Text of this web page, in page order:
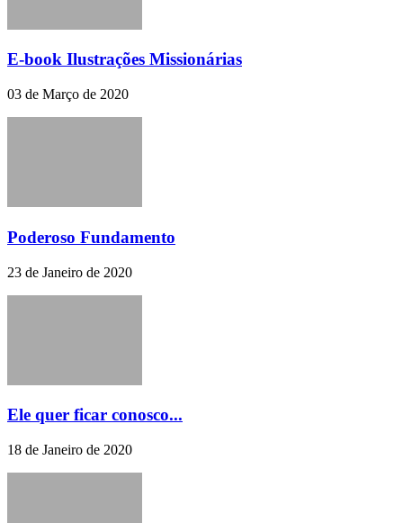
E-book Ilustrações Missionárias
03 de Março de 2020
Poderoso Fundamento
23 de Janeiro de 2020
Ele quer ficar conosco...
18 de Janeiro de 2020